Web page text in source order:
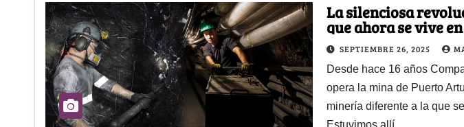
La silenciosa
que ahora se vive
esmeraldas de Muzo
SEPTIEMBRE 26, 2025
Desde hace 16 años
opera la mina de Puerto
minería diferente a la que
Estuvimos allí